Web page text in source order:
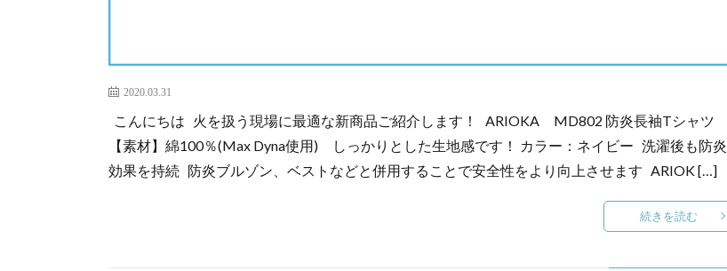
2020.03.31
こんにちは 火を扱う現場に最適な新商品ご紹介します！ ARIOKA MD802 防炎長袖Tシャツ
【素材】綿100％(Max Dyna使用) しっかりとした生地感です！ カラー：ネイビー 洗濯後も防炎
効果を持続 防炎ブルゾン、ベストなどと併用することで安全性をより向上させます ARIOK […]
続きを読む